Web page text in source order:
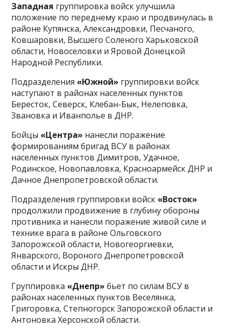
Западная группировка войск улучшила
положение по переднему краю и продвинулась в
районе Купянска, Александровки, Песчаного,
Ковшаровки, Высшего Соленого Харьковской
области, Новоселовки и Яровой Донецкой
Народной Республики.
Подразделения «Южной» группировки войск
наступают в районах населенных пунктов
Бересток, Северск, Клебан-Бык, Нелеповка,
Звановка и Иванполье в ДНР.
Бойцы «Центра» нанесли поражение
формированиям бригад ВСУ в районах
населенных пунктов Димитров, Удачное,
Родинское, Новопавловка, Красноармейск ДНР и
Дачное Днепропетровской области.
Подразделения группировки войск «Восток»
продолжили продвижение в глубину обороны
противника и нанесли поражение живой силе и
технике врага в районе Ольговского
Запорожской области, Новогеоргиевки,
Январского, Вороного Днепропетровской
области и Искры ДНР.
Группировка «Днепр» бьет по силам ВСУ в
районах населенных пунктов Веселянка,
Григоровка, Степногорск Запорожской области и
Антоновка Херсонской области.